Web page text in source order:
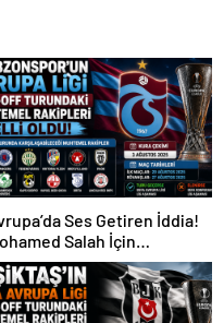
Ses Getiren İddia!
Salah İçin
Sürprizi